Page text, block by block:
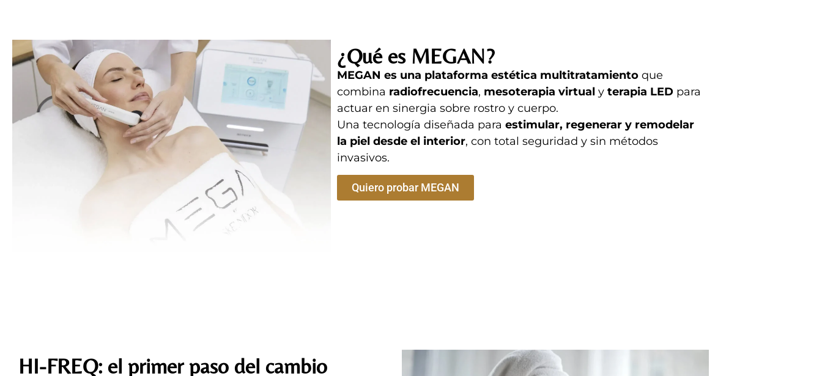
¿Qué es MEGAN?
MEGAN es una plataforma estética multitratamiento que
combina radiofrecuencia, mesoterapia virtual yterapia LED para
actuar en sinergia sobre rostro y cuerpo.
Una tecnología diseñada paraestimular, regenerar y remodelar
la piel desde el interior, con total seguridad y sin métodos
invasivos.
Quiero probar MEGAN
HI-FREQ: el primer paso del cambio